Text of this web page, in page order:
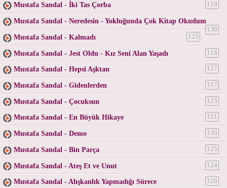
Mustafa Sandal - İki Tas Çorba 119
Mustafa Sandal - Neredesin - Yokluğunda Çok Kitap Okudum
138
Mustafa Sandal - Kalmadı 125
Mustafa Sandal - Jest Oldu - Kız Seni Alan Yaşadı 118
Mustafa Sandal - Hepsi Aşktan 127
Mustafa Sandal - Gidenlerden 117
Mustafa Sandal - Çocuksun 123
Mustafa Sandal - En Büyük Hikaye 121
Mustafa Sandal - Demo 130
Mustafa Sandal - Bin Parça 125
Mustafa Sandal - Ateş Et ve Unut 124
Mustafa Sandal - Alışkanlık Yapmadığı Sürece 120